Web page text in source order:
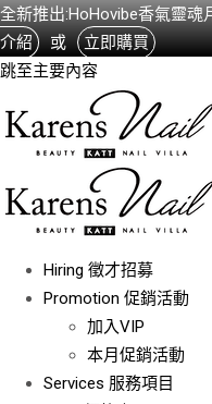
全新推出:HoHovibe香氣靈
介紹
或
立即購買
跳至主要內容
Hiring 徵才招募
Promotion 促銷活動
加入VIP
本月促銷活動
Services 服務項目